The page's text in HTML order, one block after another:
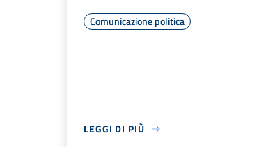
Comunicazione politica
LEGGI DI PIÙ